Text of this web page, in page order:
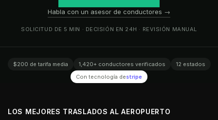
Habla con un asesor de conductores →
SOLICITUD DE 5 MIN · DECISIÓN EN 24H · REVISIÓN MANUAL
$200 de tarifa media 1,420+ conductores verificados
12 estados
Con tecnología destripe
LOS MEJORES TRASLADOS AL AEROPUERTO